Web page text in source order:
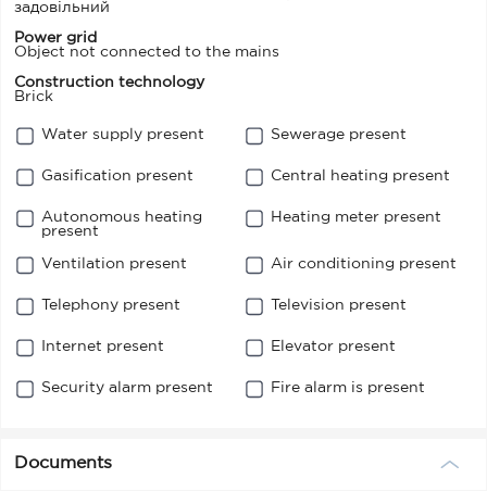
задовільний
Power grid
Object not connected to the mains
Construction technology
Brick
Water supply present Sewerage present
Gasification present Central heating present
Autonomous heating
present
Heating meter present
Ventilation present Air conditioning present
Telephony present Television present
Internet present Elevator present
Security alarm present Fire alarm is present
Documents